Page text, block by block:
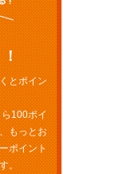
！
とポイン
100ポイ
もっとお
ポイント
。